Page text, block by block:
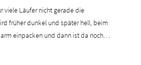
viele Läufer nicht gerade die
früher dunkel und später hell, beim
einpacken und dann ist da noch…